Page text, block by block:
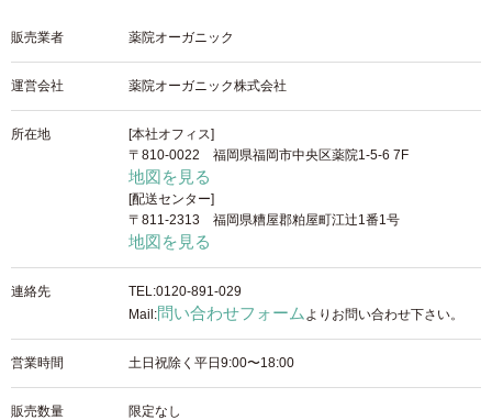
販売業者 薬院オーガニック
運営会社 薬院オーガニック株式会社
所在地
[本社オフィス]
〒810-0022 福岡県福岡市中央区薬院1-5-6 7F
地図を見る
[配送センター]
〒811-2313 福岡県糟屋郡粕屋町江辻1番1号
地図を見る
連絡先
TEL:0120-891-029
Mail:問い合わせフォーム よりお問い合わせ下さい。
営業時間 土日祝除く平日9:00〜18:00
販売数量 限定なし